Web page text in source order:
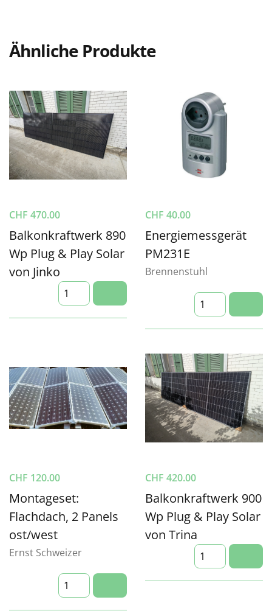
Ähnliche Produkte
CHF 470.00
Balkonkraftwerk 890
Wp Plug & Play Solar
von Jinko
CHF 40.00
Energiemessgerät
PM231E
Brennenstuhl
CHF 120.00
Montageset:
Flachdach, 2 Panels
ost/west
Ernst Schweizer
CHF 420.00
Balkonkraftwerk 900
Wp Plug & Play Solar
von Trina